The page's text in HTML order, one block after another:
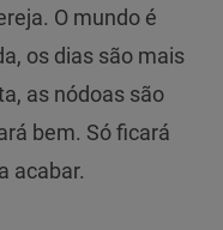
O mundo é
os dias são mais
as nódoas são
bem. Só ficará
acabar.